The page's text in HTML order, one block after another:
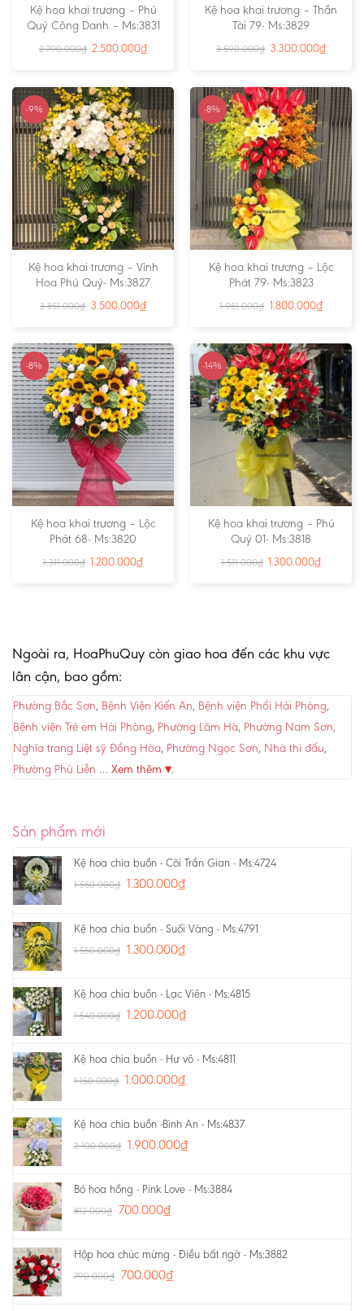
Kệ hoa khai trương – Phú
Quý Công Danh – Ms:3831
2.790.000₫ 2.500.000₫
Kệ hoa khai trương – Thần
Tài 79- Ms:3829
3.590.000₫ 3.300.000₫
-9%
Kệ hoa khai trương – Vinh
Hoa Phú Quý- Ms:3827
3.851.000₫ 3.500.000₫
-8%
Kệ hoa khai trương – Lộc
Phát 79- Ms:3823
1.951.000₫ 1.800.000₫
-8%
Kệ hoa khai trương – Lộc
Phát 68- Ms:3820
1.311.000₫ 1.200.000₫
-14%
Kệ hoa khai trương – Phú
Quý 01- Ms:3818
1.511.000₫ 1.300.000₫
Ngoài ra, HoaPhuQuy còn giao hoa đến các khu vực
lân cận, bao gồm:
Phường Bắc Sơn, Bệnh Viện Kiến An, Bệnh viện Phổi Hải Phòng,
Bệnh viện Trẻ em Hải Phòng, Phường Lãm Hà, Phường Nam Sơn,
Nghĩa trang Liệt sỹ Đồng Hòa, Phường Ngọc Sơn, Nhà thi đấu,
Phường Phù Liễn … Xem thêm ▾.
Sản phẩm mới
Kệ hoa chia buồn - Cõi Trần Gian - Ms:4724
1.550.000₫ 1.300.000₫
Kệ hoa chia buồn - Suối Vàng - Ms:4791
1.550.000₫ 1.300.000₫
Kệ hoa chia buồn - Lạc Viên - Ms:4815
1.540.000₫ 1.200.000₫
Kệ hoa chia buồn - Hư vô - Ms:4811
1.150.000₫ 1.000.000₫
Kệ hoa chia buồn -Bình An - Ms:4837
2.100.000₫ 1.900.000₫
Bó hoa hồng - Pink Love - Ms:3884
812.000₫ 700.000₫
Hộp hoa chúc mừng - Điều bất ngờ - Ms:3882
790.000₫ 700.000₫